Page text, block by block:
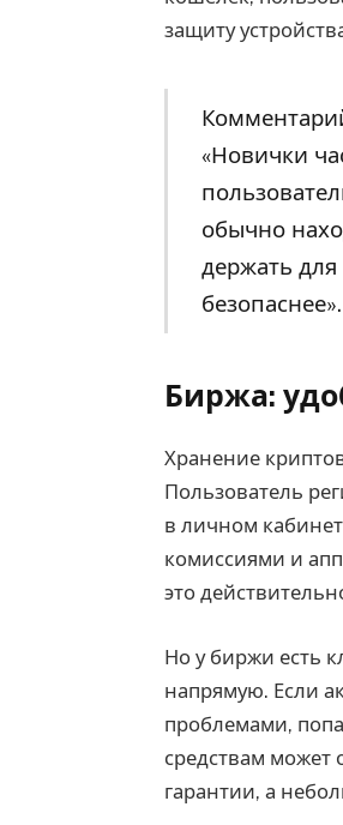
защиту
«Новички
обычно
держать
безопаснее».
Биржа:
Хранение
Пользователь
в личном
комиссиями и
это
Но у биржи есть
напрямую. Если
проблемами,
средствам может
гарантии, а